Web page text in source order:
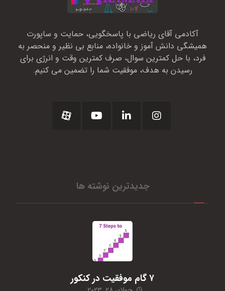
آکادمی آقای ریاضی با پاسخگویی، حمایت و ساپورت
همیشگی دانش آموز و خانواده، منابع بی نظیر و منحصر به
فرد، با حل کمترین سوال، صرف کمترین وقت و انرژی برای
رسیدن به هدف، موفقیت شما را تضمین می کنیم.
جدیدترین نوشته ها
۷ گام موفقیت در کنکور